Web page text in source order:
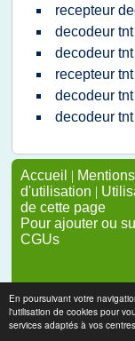
En poursuivant votre
l'utilisation de cookies pour
services adaptés à vos
recepteur
decodeur
decodeur
recepteur
decodeur
decodeur
Accueil |
d'utilisation |
de cette page
Pour ajouter ou
CGUs